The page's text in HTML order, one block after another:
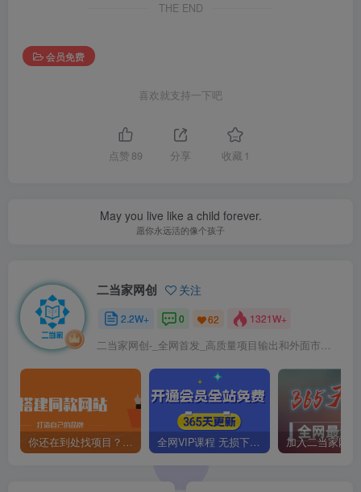
THE END
会员免费
喜欢就支持一下吧
点赞 89 分享 收藏 1
May you live like a child forever.
愿你永远活的像个孩子
二当家网创 关注
2.2W+ 0 62 1321W+
二当家网创-_全网首发_高质量项目输出和外面市场高价课程一模一样
你还在到处找项目？还在当韭菜？我靠卖项目一个月收入5万+，曾经我也是个失败者。 全网VIP课程 无损下载~